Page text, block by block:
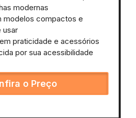
modernas
modelos compactos e
usar
praticidade e acessórios
por sua acessibilidade
o Preço